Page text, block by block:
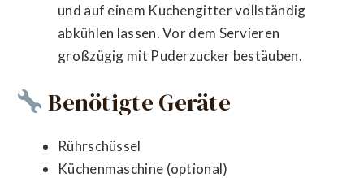
und auf einem Kuchengitter vollständig
abkühlen lassen. Vor dem Servieren
großzügig mit Puderzucker bestäuben.
Benötigte Geräte
Rührschüssel
Küchenmaschine (optional)